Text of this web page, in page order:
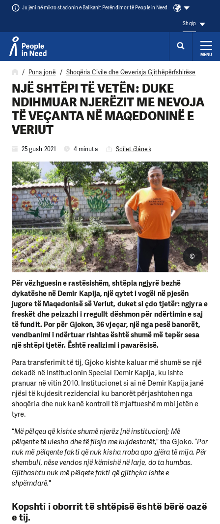
Přeskočit na obsah
Ju jeni në mikro stacionin e Ballkanit Perëndimor të People in Need
Shqip
MENU
Puna jonë Shoqëria Civile dhe Qeverisja Gjithëpërfshirëse
NJË SHTËPI TË VETËN: DUKE
NDIHMUAR NJERËZIT ME NEVOJA
TË VEÇANTA NË MAQEDONINË E
VERIUT
25 gush 2021 4 minuta Sdílet článek
Për vëzhguesin e rastësishëm, shtëpia ngjyrë bezhë
dykatëshe në Demir Kapija, një qytet i vogël në pjesën
jugore të Maqedonisë së Veriut, duket si çdo tjetër: ngjyra e
freskët dhe peizazhi i rregullt dëshmon për ndërtimin e saj
të fundit. Por për Gjokon, 36 vjeçar, një nga pesë banorët,
vendbanimi i ndërtuar rishtas është shumë më tepër sesa
një shtëpi tjetër. Është realizimi i pavarësisë.
©
Para transferimit të tij, Gjoko kishte kaluar më shumë se një
dekadë në Institucionin Special Demir Kapija, ku ishte
pranuar në vitin 2010. Institucionet si ai në Demir Kapija janë
njësi të kujdesit rezidencial ku banorët përjashtohen nga
shoqëria dhe nuk kanë kontroll të mjaftueshëm mbi jetën e
tyre.
“Më pëlqeu që kishte shumë njerëz [në institucion]; Më
pëlqente të ulesha dhe të flisja me kujdestarët,” tha Gjoko. “Por
nuk më pëlqente fakti që nuk kisha rroba apo gjëra të mija. Për
shembull, nëse vendos një këmishë në larje, do ta humbas.
Gjithashtu nuk më pëlqete fakti që gjithçka ishte e
shpërndarë."
Kopshti i oborrit të shtëpisë është bërë oazë
e tij.